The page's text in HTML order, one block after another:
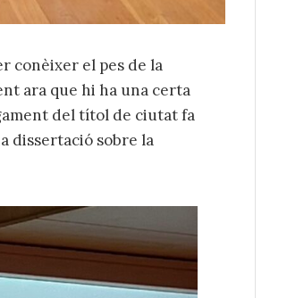
conèixer el pes de la
ara que hi ha una certa
del títol de ciutat fa
dissertació sobre la